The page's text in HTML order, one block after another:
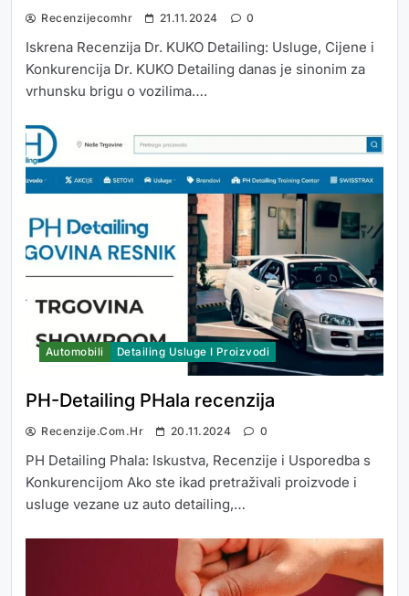
Recenzijecomhr 21.11.2024 0
Iskrena Recenzija Dr. KUKO Detailing: Usluge, Cijene i
Konkurencija Dr. KUKO Detailing danas je sinonim za
vrhunsku brigu o vozilima….
Automobili Detailing Usluge I Proizvodi
PH-Detailing PHala recenzija
Recenzije.com.hr 20.11.2024 0
PH Detailing Phala: Iskustva, Recenzije i Usporedba s
Konkurencijom Ako ste ikad pretraživali proizvode i
usluge vezane uz auto detailing,…